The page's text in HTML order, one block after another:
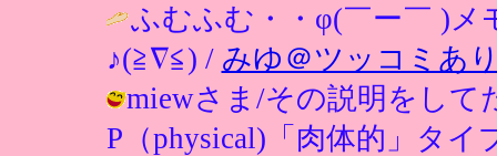
ふむふむ・・φ(￣ー￣ )
♪(≧∇≦) / みゆ＠ツッコミあ
miewさま/その説明をして
P（physical)「肉体的」タイ